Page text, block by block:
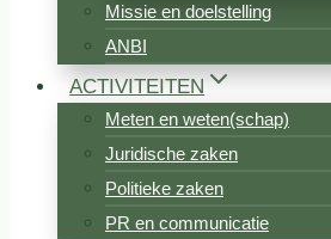
Missie en doelstelling
ANBI
ACTIVITEITEN
Meten en weten(schap)
Juridische zaken
Politieke zaken
PR en communicatie